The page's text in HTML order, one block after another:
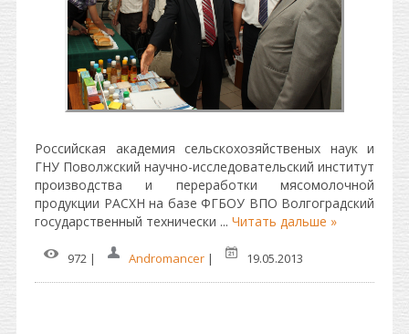
Российская академия сельскохозяйственых наук и
ГНУ Поволжский научно-исследовательский институт
производства и переработки мясомолочной
продукции РАСХН на базе ФГБОУ ВПО Волгоградский
государственный технически ... Читать дальше »
972 | Andromancer | 19.05.2013